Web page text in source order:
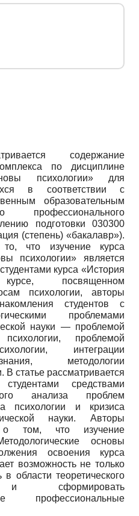
содержание
по дисциплине
психологии» для
в соответствии с
образовательным
профессионального
подготовки 030300
(степень) «бакалавр»).
что изучение курса
психологии» является
курса «История
посвященном
психологии, авторы
студентов с
проблемами
науки — проблемой
проблемой
интеграции
методологии
В статье рассматривается
средствами
анализа проблем
психологии и кризиса
науки. Авторы
том, что изучение
основы
освоения курса
возможность не только
в области теоретического
профессиональные